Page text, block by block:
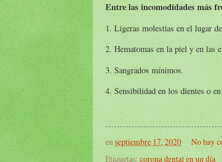
Entre las incomodidades más
1. Ligeras molestias en el lugar
2. Hematomas en la piel y en las
3. Sangrados mínimos.
4. Sensibilidad en los dientes o
enseptiembre 17, 2020
No hay
Etiquetas: corona dental en un día